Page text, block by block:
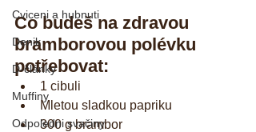
Cviceni a hubnuti
Denik
D-články
Muffiny
Odpoledni svačiny
Co budeš na zdravou
bramborovou polévku
potřebovat:
1 cibuli
Mletou sladkou papriku
300 g brambor